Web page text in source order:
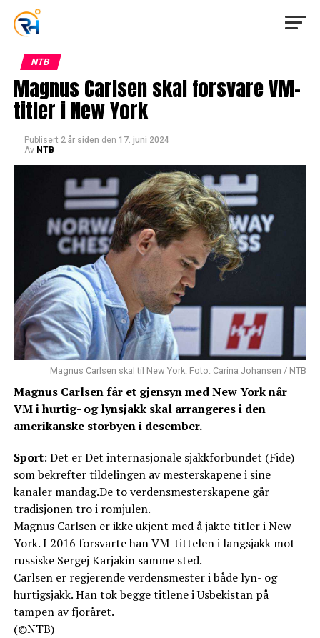
NTB
Magnus Carlsen skal forsvare VM-
titler i New York
Publisert 2 år siden den 17. juni 2024
Av NTB
Magnus Carlsen skal til New York. Foto: Carina Johansen / NTB
Magnus Carlsen får et gjensyn med New York når
VM i hurtig- og lynsjakk skal arrangeres i den
amerikanske storbyen i desember.
Sport: Det er Det internasjonale sjakkforbundet (Fide)
som bekrefter tildelingen av mesterskapene i sine
kanaler mandag.De to verdensmesterskapene går
tradisjonen tro i romjulen.
Magnus Carlsen er ikke ukjent med å jakte titler i New
York. I 2016 forsvarte han VM-tittelen i langsjakk mot
russiske Sergej Karjakin samme sted.
Carlsen er regjerende verdensmester i både lyn- og
hurtigsjakk. Han tok begge titlene i Usbekistan på
tampen av fjoråret.
(©NTB)